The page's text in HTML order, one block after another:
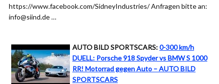
https://www.facebook.com/SidneyIndustries/ Anfragen bitte an:
info@siind.de …
AUTO BILD SPORTSCARS:0-300 km/h
DUELL: Porsche 918 Spyder vs BMW S 1000
RR! Motorrad gegen Auto – AUTO BILD
SPORTSCARS